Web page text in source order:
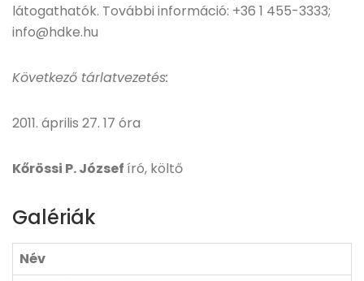
látogathatók. További információ: +36 1 455-3333;
info@hdke.hu
Következő tárlatvezetés:
2011. április 27. 17 óra
Kőrössi P. Józsefíró, költő
Galériák
Név